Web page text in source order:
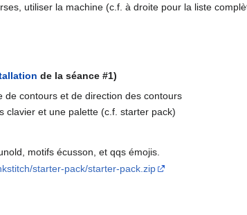
utiliser la machine (c.f. à droite pour la liste
de la séance #1)
contours et de direction des contours
clavier et une palette (c.f. starter pack)
motifs écusson, et qqs émojis.
starter-pack/starter-pack.zip